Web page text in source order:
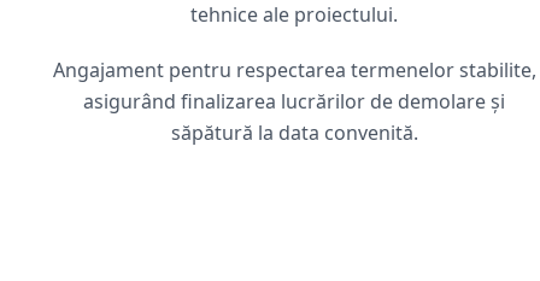
tehnice ale proiectului.
Angajament pentru respectarea termenelor stabilite,
asigurând finalizarea lucrărilor de demolare și
săpătură la data convenită.